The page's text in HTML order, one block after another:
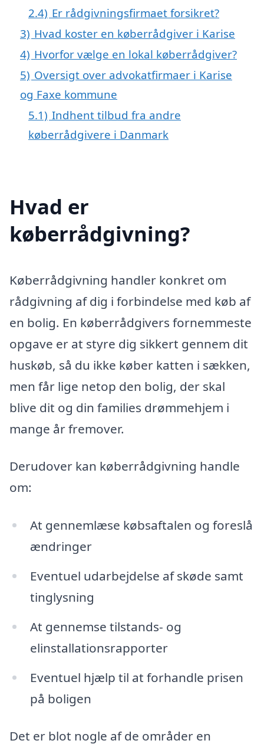
2.4) Er rådgivningsfirmaet forsikret?
3) Hvad koster en køberrådgiver i Karise
4) Hvorfor vælge en lokal køberrådgiver?
5) Oversigt over advokatfirmaer i Karise
og Faxe kommune
5.1) Indhent tilbud fra andre
køberrådgivere i Danmark
Hvad er
køberrådgivning?
Køberrådgivning handler konkret om
rådgivning af dig i forbindelse med køb af
en bolig. En køberrådgivers fornemmeste
opgave er at styre dig sikkert gennem dit
huskøb, så du ikke køber katten i sækken,
men får lige netop den bolig, der skal
blive dit og din families drømmehjem i
mange år fremover.
Derudover kan køberrådgivning handle
om:
At gennemlæse købsaftalen og foreslå
ændringer
Eventuel udarbejdelse af skøde samt
tinglysning
At gennemse tilstands- og
elinstallationsrapporter
Eventuel hjælp til at forhandle prisen
på boligen
Det er blot nogle af de områder en